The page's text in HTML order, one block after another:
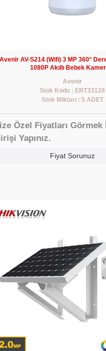
Avenir AV-S214 (Wifi) 3 MP 360°
1080P Akıllı Bebek
Avenir
Stok Kodu : ERT33128
Stok Miktarı : 5 ADET
Özel Fiyatları Görmek
Yapınız.
Fiyat Sorunuz